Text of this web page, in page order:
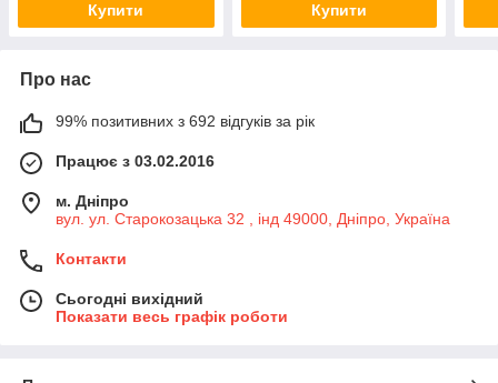
Купити Купити
Про нас
99% позитивних з 692 відгуків за рік
Працює з 03.02.2016
м. Дніпро
вул. ул. Старокозацька 32 , інд 49000, Дніпро, Україна
Контакти
Сьогодні вихідний
Показати весь графік роботи